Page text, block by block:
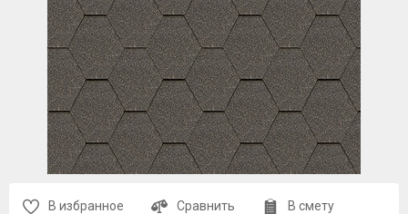
В избранное Сравнить В смету